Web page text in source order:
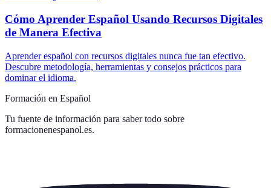
Cómo Aprender Español Usando Recursos Digitales
de Manera Efectiva
Aprender español con recursos digitales nunca fue tan efectivo.
Descubre metodología, herramientas y consejos prácticos para
dominar el idioma.
Formación en Español
Tu fuente de información para saber todo sobre
formacionenespanol.es.